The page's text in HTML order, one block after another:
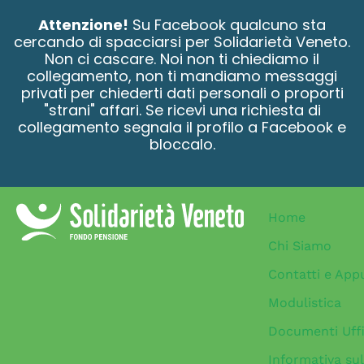
Attenzione! Su Facebook qualcuno sta
cercando di spacciarsi per Solidarietà Veneto.
Non ci cascare. Noi non ti chiediamo il
collegamento, non ti mandiamo messaggi
privati per chiederti dati personali o proporti
"strani" affari. Se ricevi una richiesta di
collegamento segnala il profilo a Facebook e
bloccalo.
Home
Chi Siamo
Contatti e
Modulistica
Documenti
Informativa